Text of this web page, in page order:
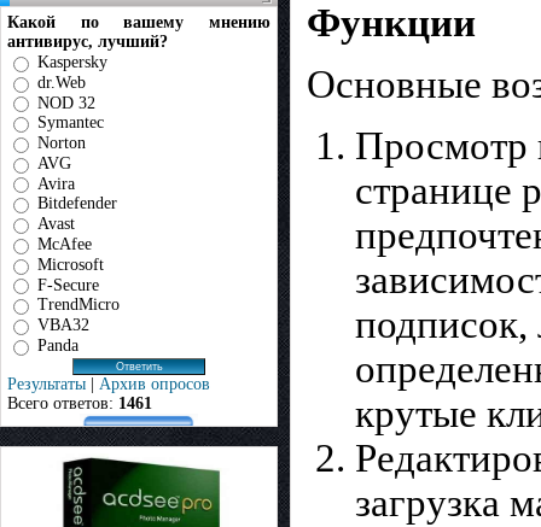
Какой по вашему мнению
антивирус, лучший?
Kaspersky
dr.Web
NOD 32
Symantec
Norton
AVG
Avira
Bitdefender
Avast
McAfee
Microsoft
F-Secure
TrendMicro
VBA32
Panda
Результаты | Архив опросов
Всего ответов: 1461
Функции
Основные
Просмотр
странице
крутые
загрузка